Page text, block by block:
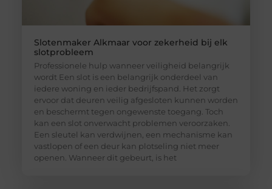
Slotenmaker Alkmaar voor zekerheid bij elk
slotprobleem
Professionele hulp wanneer veiligheid belangrijk
wordt Een slot is een belangrijk onderdeel van
iedere woning en ieder bedrijfspand. Het zorgt
ervoor dat deuren veilig afgesloten kunnen worden
en beschermt tegen ongewenste toegang. Toch
kan een slot onverwacht problemen veroorzaken.
Een sleutel kan verdwijnen, een mechanisme kan
vastlopen of een deur kan plotseling niet meer
openen. Wanneer dit gebeurt, is het